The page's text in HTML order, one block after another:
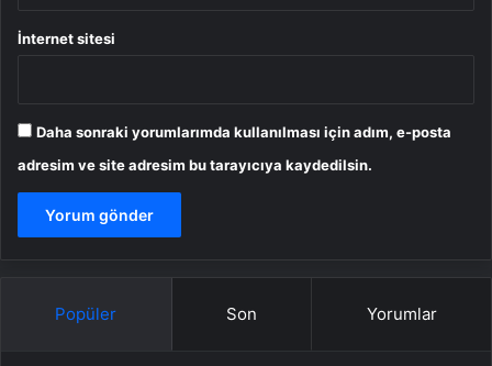
İnternet sitesi
Daha sonraki yorumlarımda kullanılması için adım, e-posta
adresim ve site adresim bu tarayıcıya kaydedilsin.
Popüler Son Yorumlar